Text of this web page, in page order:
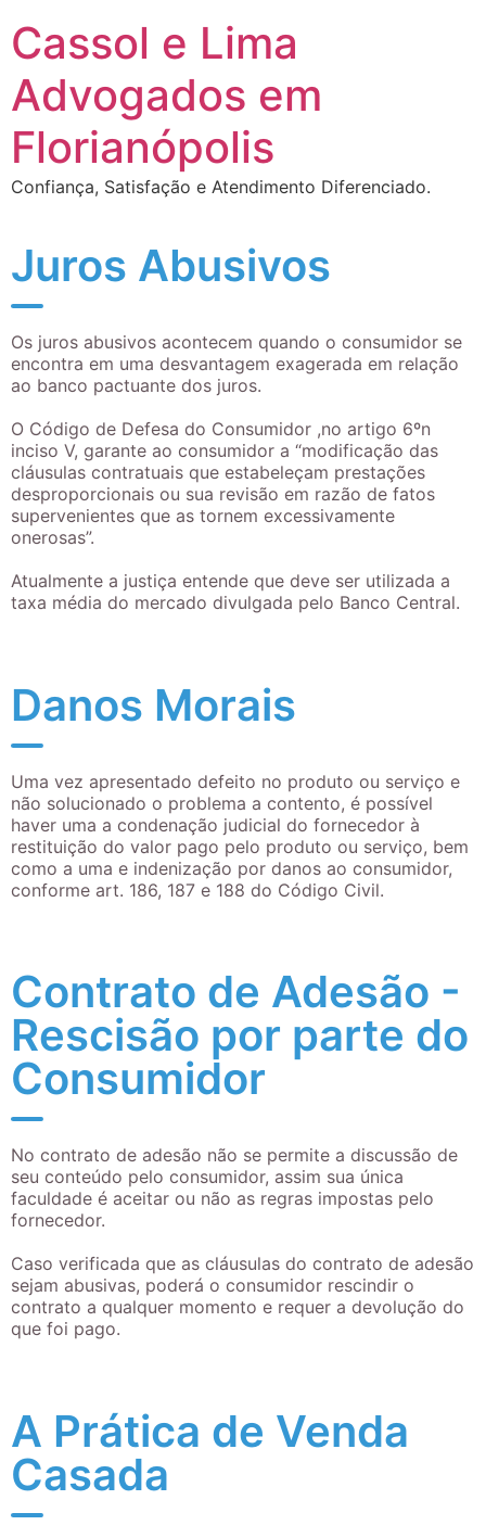
Cassol e Lima
Advogados em
Florianópolis
Confiança, Satisfação e Atendimento Diferenciado.
Juros Abusivos
Os juros abusivos acontecem quando o consumidor se
encontra em uma desvantagem exagerada em relação
ao banco pactuante dos juros.
O Código de Defesa do Consumidor ,no artigo 6ºn
inciso V, garante ao consumidor a “modificação das
cláusulas contratuais que estabeleçam prestações
desproporcionais ou sua revisão em razão de fatos
supervenientes que as tornem excessivamente
onerosas”.
Atualmente a justiça entende que deve ser utilizada a
taxa média do mercado divulgada pelo Banco Central.
Danos Morais
Uma vez apresentado defeito no produto ou serviço e
não solucionado o problema a contento, é possível
haver uma a condenação judicial do fornecedor à
restituição do valor pago pelo produto ou serviço, bem
como a uma e indenização por danos ao consumidor,
conforme art. 186, 187 e 188 do Código Civil.
Contrato de Adesão -
Rescisão por parte do
Consumidor
No contrato de adesão não se permite a discussão de
seu conteúdo pelo consumidor, assim sua única
faculdade é aceitar ou não as regras impostas pelo
fornecedor.
Caso verificada que as cláusulas do contrato de adesão
sejam abusivas, poderá o consumidor rescindir o
contrato a qualquer momento e requer a devolução do
que foi pago.
A Prática de Venda
Casada